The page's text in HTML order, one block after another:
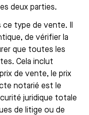
deux parties.
type de vente. Il
de vérifier la
que toutes les
Cela inclut
de vente, le prix
notarié est le
juridique totale
de litige ou de